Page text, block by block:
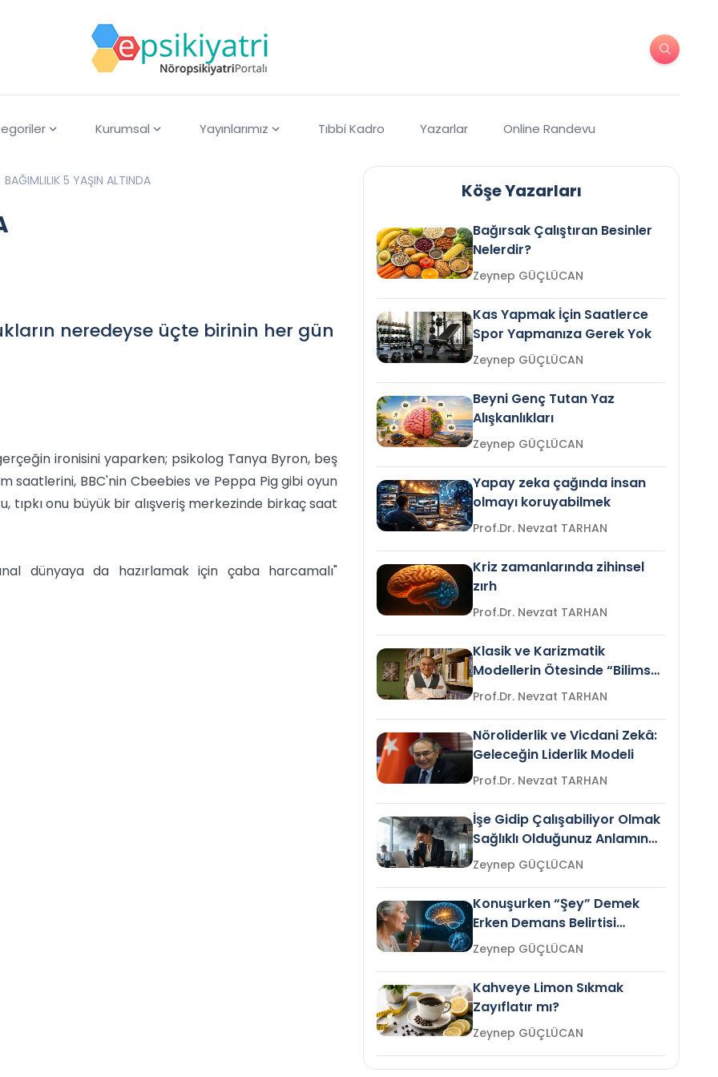
Kurumsal Yayınlarımız Tıbbi Kadro Yazarlar Online Randevu
BAĞIMLILIK 5 YAŞIN ALTINDA
neredeyse üçte birinin her gün
ironisini yaparken; psikolog Tanya Byron, beş
saatlerini, BBC'nin Cbeebies ve Peppa Pig gibi oyun
tıpkı onu büyük bir alışveriş merkezinde birkaç saat
dünyaya da hazırlamak için çaba harcamalı"
Köşe Yazarları
Bağırsak Çalıştıran Besinler
Nelerdir?
Zeynep GÜÇLÜCAN
Kas Yapmak İçin Saatlerce
Spor Yapmanıza Gerek Yok
Zeynep GÜÇLÜCAN
Beyni Genç Tutan Yaz
Alışkanlıkları
Zeynep GÜÇLÜCAN
Yapay zeka çağında insan
olmayı koruyabilmek
Prof.Dr. Nevzat TARHAN
Kriz zamanlarında zihinsel
zırh
Prof.Dr. Nevzat TARHAN
Klasik ve Karizmatik
Modellerin Ötesinde “Bilimsel
Liderlik”
Prof.Dr. Nevzat TARHAN
Nöroliderlik ve Vicdani Zekâ:
Geleceğin Liderlik Modeli
Prof.Dr. Nevzat TARHAN
İşe Gidip Çalışabiliyor Olmak
Sağlıklı Olduğunuz Anlamına
Gelir mi?Zeynep GÜÇLÜCAN
Konuşurken “Şey” Demek
Erken Demans Belirtisi
Olabilir mi?Zeynep GÜÇLÜCAN
Kahveye Limon Sıkmak
Zayıflatır mı?
Zeynep GÜÇLÜCAN